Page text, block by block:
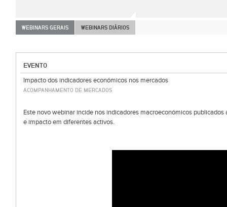
WEBINARS GERAIS WEBINARS DIÁRIOS
EVENTO
Impacto dos indicadores económicos nos mercados
ACOMPANHAMENTO DE MERCADOS
Este novo webinar incide nos indicadores macroeconómicos
e impacto em diferentes activos.